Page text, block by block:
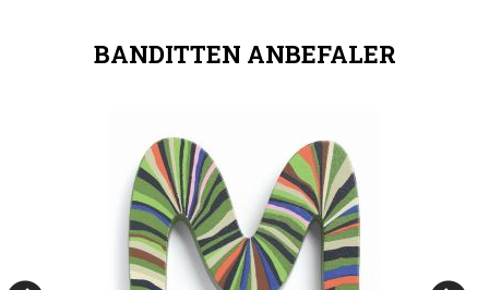
BANDITTEN ANBEFALER